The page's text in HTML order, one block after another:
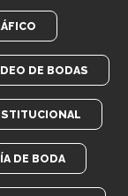
DE BODAS
DE BODA